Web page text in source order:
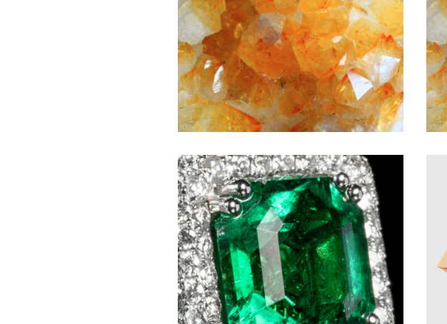
Buy now Details
55,00€
Émeraude – 40
minutes
84,00€